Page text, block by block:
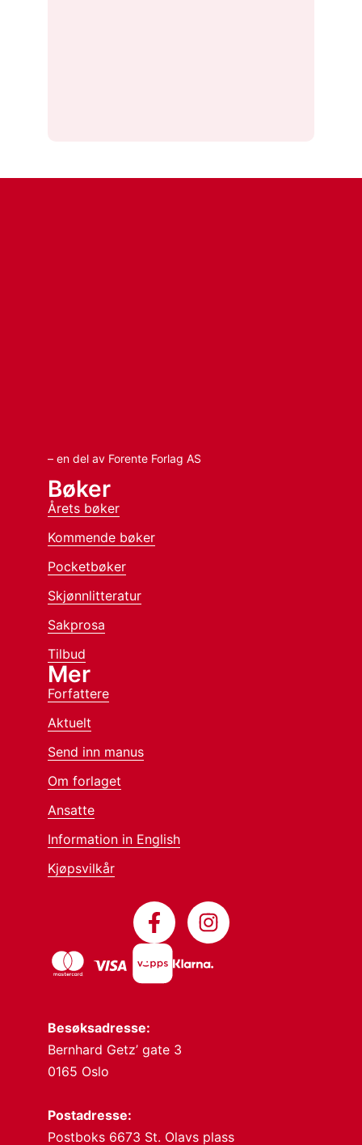
– en del av Forente Forlag AS
Besøksadresse:
Bernhard Getz’ gate 3
0165 Oslo
Postadresse:
Postboks 6673 St. Olavs plass
Bøker
Årets bøker
Kommende bøker
Pocketbøker
Skjønnlitteratur
Sakprosa
Tilbud
Mer
Forfattere
Aktuelt
Send inn manus
Om forlaget
Ansatte
Information in English
Kjøpsvilkår